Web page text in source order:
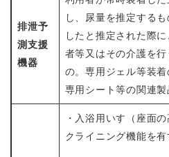
排泄予
測支援
機器
し、尿量を推定する
したと推定された際
者等又はその介護を
の。専用ジェル等装
専用シート等の関連製
・入浴用いす（座面
クライニング機能を有